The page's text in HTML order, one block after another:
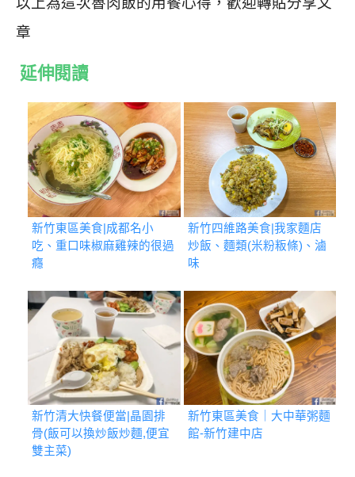
章
延伸閱讀
新竹東區美食|成都名小
吃、重口味椒麻雞辣的很過
癮
新竹四維路美食|我家麵店
炒飯、麵類(米粉粄條)、滷
味
新竹清大快餐便當|晶園排
骨(飯可以換炒飯炒麵,便宜
雙主菜)
新竹東區美食｜大中華粥麵
館-新竹建中店